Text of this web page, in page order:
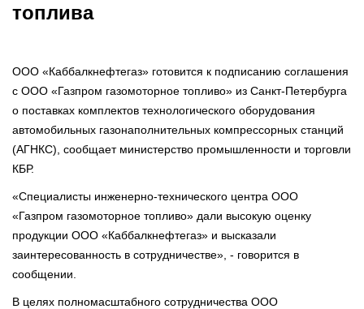
топлива
ООО «Каббалкнефтегаз» готовится к подписанию соглашения
с ООО «Газпром газомоторное топливо» из Санкт-Петербурга
о поставках комплектов технологического оборудования
автомобильных газонаполнительных компрессорных станций
(АГНКС), сообщает министерство промышленности и торговли
КБР.
«Специалисты инженерно-технического центра ООО
«Газпром газомоторное топливо» дали высокую оценку
продукции ООО «Каббалкнефтегаз» и высказали
заинтересованность в сотрудничестве», - говорится в
сообщении.
В целях полномасштабного сотрудничества ООО